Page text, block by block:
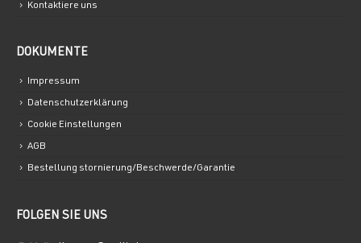
Kontaktiere uns
DOKUMENTE
Impressum
Datenschutzerklärung
Cookie Einstellungen
AGB
Bestellung stornierung/Beschwerde/Garantie
FOLGEN SIE UNS